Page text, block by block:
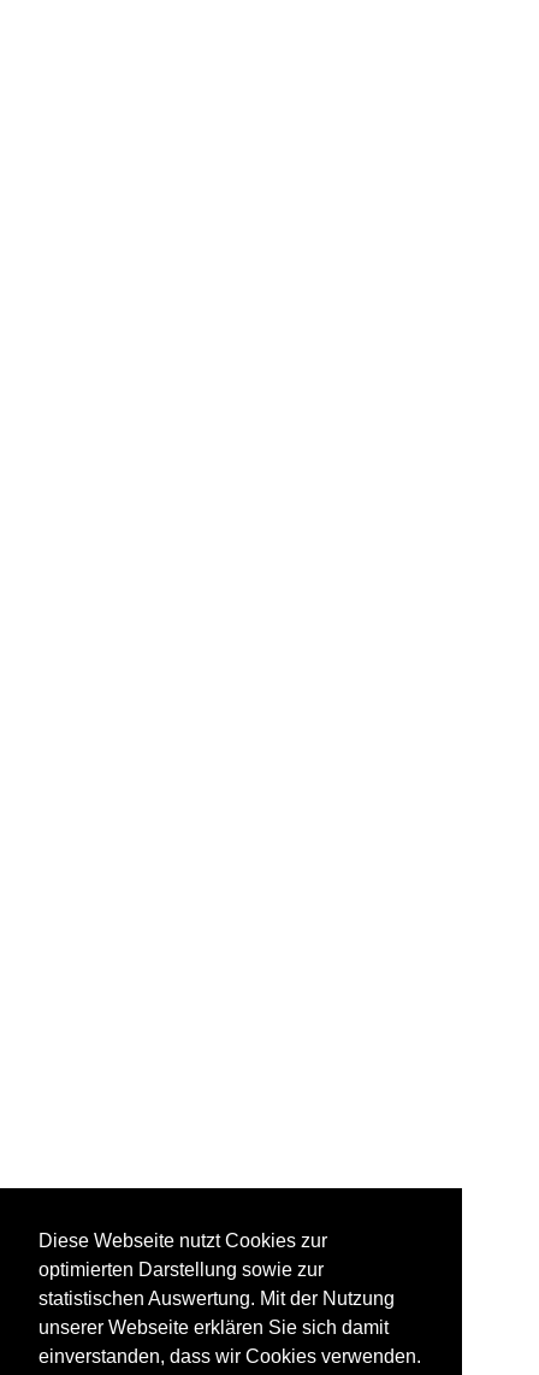
Diese Webseite nutzt Cookies zur
optimierten Darstellung sowie zur
statistischen Auswertung. Mit der Nutzung
unserer Webseite erklären Sie sich damit
einverstanden, dass wir Cookies verwenden.